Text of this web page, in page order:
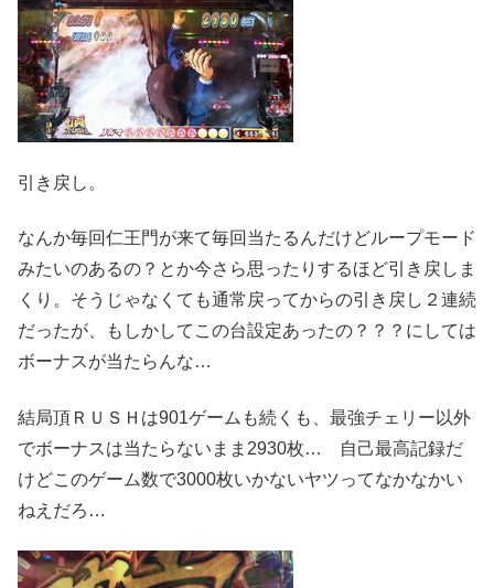
引き戻し。
なんか毎回仁王門が来て毎回当たるんだけどループモード
みたいのあるの？とか今さら思ったりするほど引き戻しま
くり。そうじゃなくても通常戻ってからの引き戻し２連続
だったが、もしかしてこの台設定あったの？？？にしては
ボーナスが当たらんな…
結局頂ＲＵＳＨは901ゲームも続くも、最強チェリー以外
でボーナスは当たらないまま2930枚… 自己最高記録だ
けどこのゲーム数で3000枚いかないヤツってなかなかい
ねえだろ…